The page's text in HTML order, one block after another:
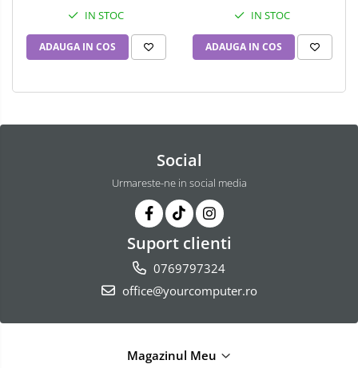
IN STOC
ADAUGA IN COS
IN STOC
ADAUGA IN COS
Social
Urmareste-ne in social media
Suport clienti
0769797324
office@yourcomputer.ro
Magazinul Meu